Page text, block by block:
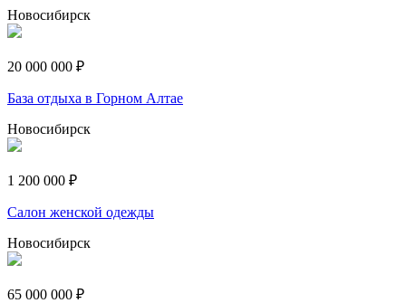
Новосибирск
20 000 000 ₽
База отдыха в Горном Алтае
Новосибирск
1 200 000 ₽
Салон женской одежды
Новосибирск
65 000 000 ₽